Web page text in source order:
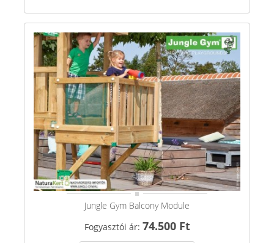
Jungle Gym Balcony Module
Fogyasztói ár: 74.500 Ft